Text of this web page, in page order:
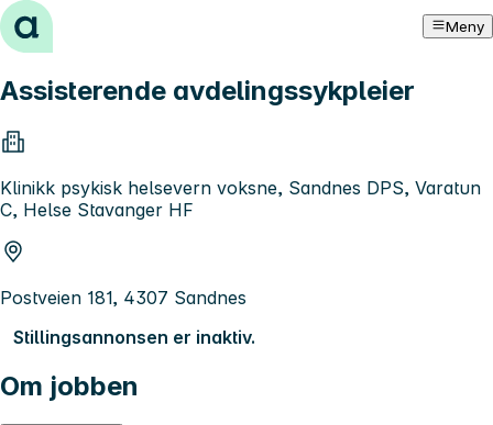
Hopp til innhold Meny
Assisterende avdelingssykpleier
Klinikk psykisk helsevern voksne, Sandnes DPS, Varatun
C, Helse Stavanger HF
Postveien 181, 4307 Sandnes
Stillingsannonsen er inaktiv.
Om jobben